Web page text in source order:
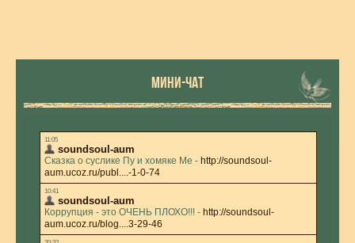
МИНИ-ЧАТ